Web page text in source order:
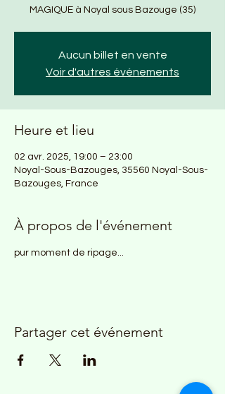
MAGIQUE à Noyal sous Bazouge (35)
Aucun billet en vente
Voir d'autres événements
Heure et lieu
02 avr. 2025, 19:00 – 23:00
Noyal-Sous-Bazouges, 35560 Noyal-Sous-
Bazouges, France
À propos de l'événement
pur moment de ripage...
Partager cet événement